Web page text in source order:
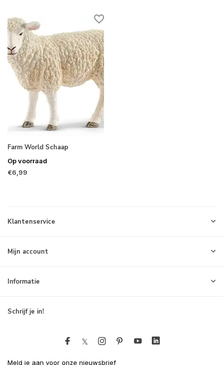
Farm World Schaap
Op voorraad
€6,99
Klantenservice
Mijn account
Informatie
Schrijf je in!
Meld je aan voor onze nieuwsbrief